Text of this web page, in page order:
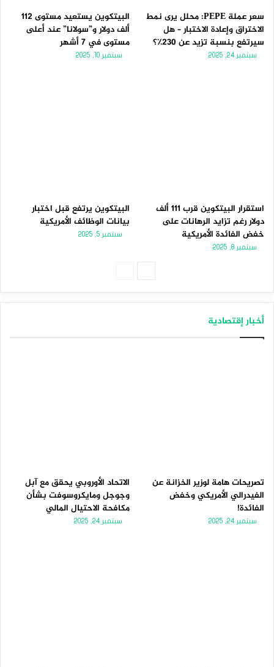
سعر عملة PEPE: محلل يرى نمط
الاختراق وإعادة الاختبار – هل
سيرتفع بنسبة تزيد عن 230٪؟
سبتمبر 24, 2025
البيتكوين يستعيد مستوى 112
ألف دولار و”سولانا” عند أعلى
مستوى في 7 أشهر
سبتمبر 10, 2025
استقرار البيتكوين قرب 111 ألف
دولار رغم تزايد الرهانات على
خفض الفائدة الأمريكية
سبتمبر 8, 2025
البيتكوين يرتفع قبل اختبار
بيانات الوظائف الأمريكية
سبتمبر 5, 2025
أخبار إقتصادية
تصريحات هامة لوزير الخزانة عن
الفيدرالي الأمريكي وخفض
الفائدة!
سبتمبر 24, 2025
الاتحاد الأوروبي يحقق مع آبل
وجوجل ومايكروسوفت بشأن
مكافحة الاحتيال المالي
سبتمبر 24, 2025